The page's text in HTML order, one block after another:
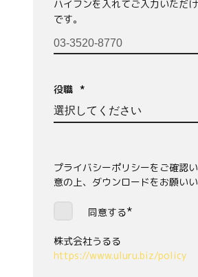
ハイフンを入れてご入力いただ
です。
役職 *
プライバシーポリシーをご確認
意の上、ダウンロードをお願いい
同意する*
株式会社うるる
https://www.uluru.biz/policy